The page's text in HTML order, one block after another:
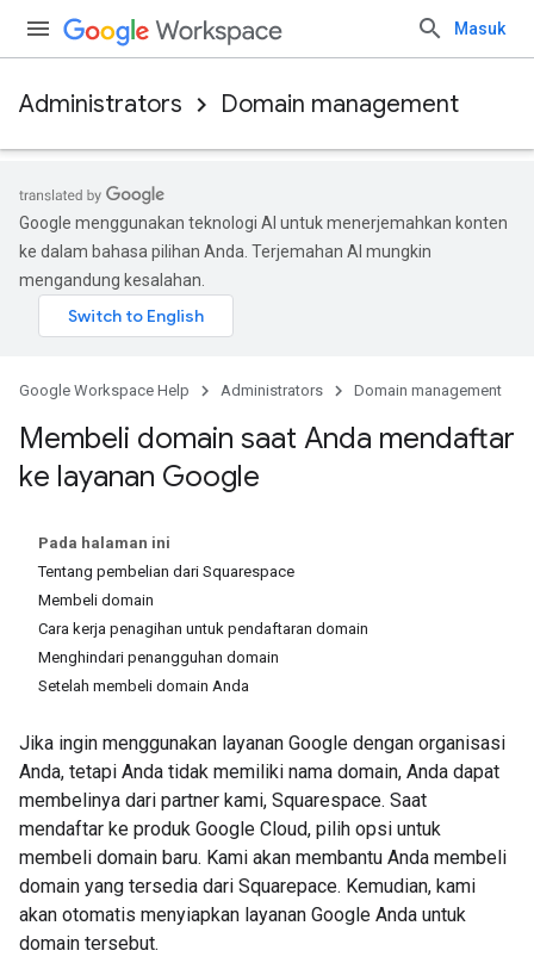
Masuk
Administrators Domain management
Google menggunakan teknologi AI untuk menerjemahkan konten
ke dalam bahasa pilihan Anda. Terjemahan AI mungkin
mengandung kesalahan.
Google Workspace Help Administrators Domain management
Membeli domain saat Anda mendaftar
ke layanan Google
Pada halaman ini
Tentang pembelian dari Squarespace
Membeli domain
Cara kerja penagihan untuk pendaftaran domain
Menghindari penangguhan domain
Setelah membeli domain Anda
Jika ingin menggunakan layanan Google dengan organisasi
Anda, tetapi Anda tidak memiliki nama domain, Anda dapat
membelinya dari partner kami, Squarespace. Saat
mendaftar ke produk Google Cloud, pilih opsi untuk
membeli domain baru. Kami akan membantu Anda membeli
domain yang tersedia dari Squarepace. Kemudian, kami
akan otomatis menyiapkan layanan Google Anda untuk
domain tersebut.